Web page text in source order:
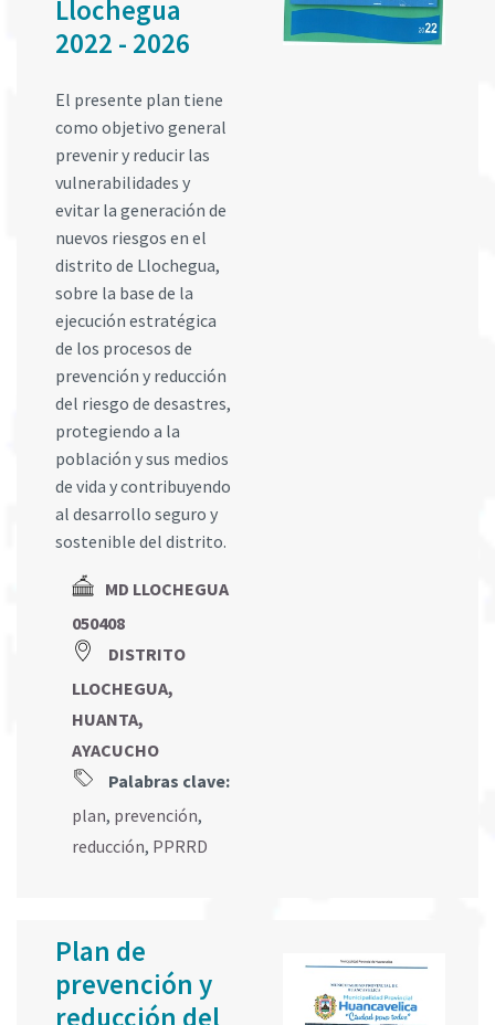
Llochegua
2022 - 2026
El presente plan tiene
como objetivo general
prevenir y reducir las
vulnerabilidades y
evitar la generación de
nuevos riesgos en el
distrito de Llochegua,
sobre la base de la
ejecución estratégica
de los procesos de
prevención y reducción
del riesgo de desastres,
protegiendo a la
población y sus medios
de vida y contribuyendo
al desarrollo seguro y
sostenible del distrito.
MD LLOCHEGUA
050408
DISTRITO
LLOCHEGUA,
HUANTA,
AYACUCHO
Palabras clave:
plan, prevención,
reducción, PPRRD
Plan de
prevención y
reducción del